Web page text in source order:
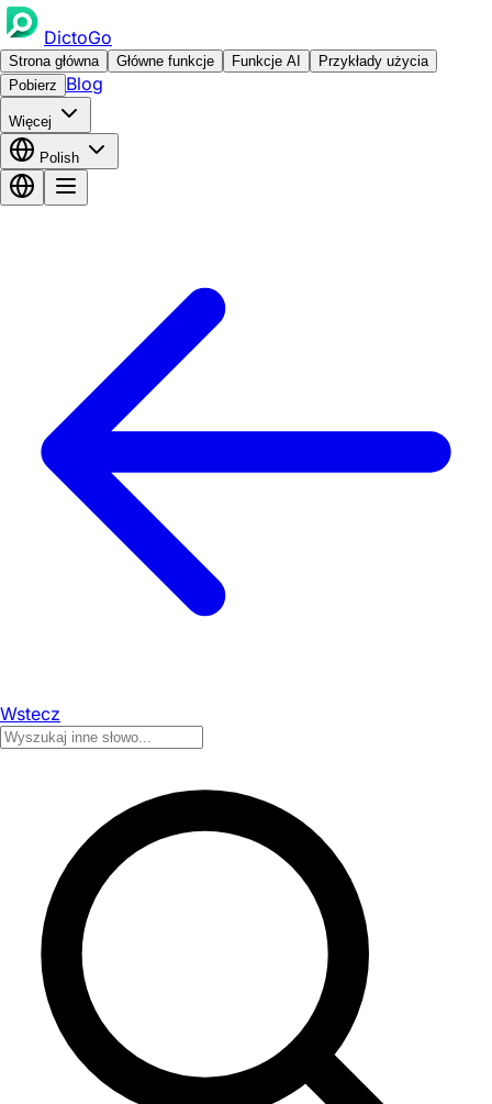
DictoGo
Strona główna Główne funkcje Funkcje AI
Przykłady użycia
Pobierz
Blog
Więcej
Polish
Wstecz